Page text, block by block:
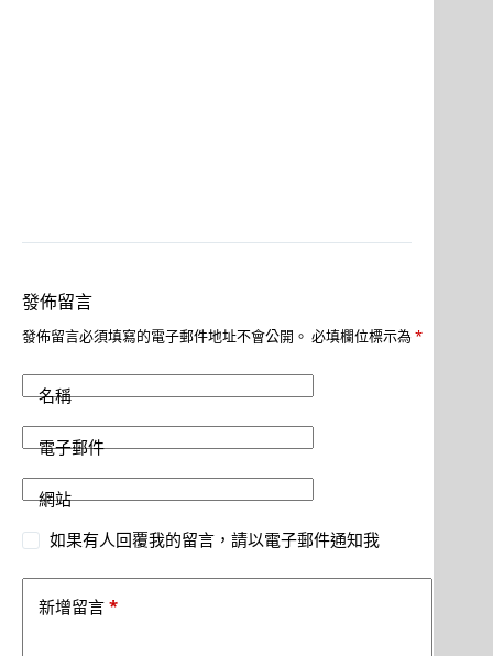
發佈留言
發佈留言必須填寫的電子郵件地址不會公開。 必填欄位標示為 *
名稱
電子郵件
網站
如果有人回覆我的留言，請以電子郵件通知我
新增留言 *